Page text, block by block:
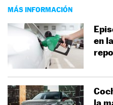
MÁS INFORMACIÓN
en
la